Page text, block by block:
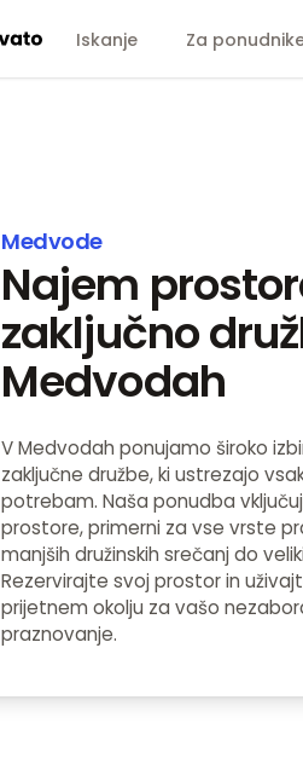
Iskanje Za
Medvode
Najem
zaključno
Medvodah
V Medvodah ponujamo široko
zaključne družbe, ki ustrezajo
potrebam. Naša ponudba
prostore, primerni za vse vrste
manjših družinskih srečanj do
Rezervirajte svoj prostor in
prijetnem okolju za vašo
praznovanje.